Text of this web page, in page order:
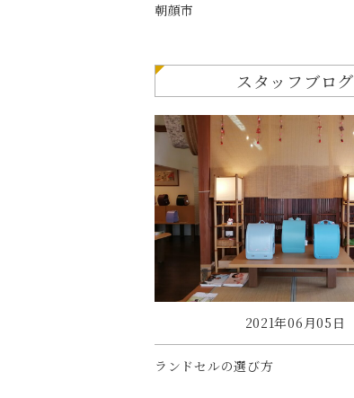
朝顔市
スタッフブログ
2021年06月05日
ランドセルの選び方